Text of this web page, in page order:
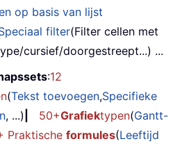
op basis van lijst
filter(Filter cellen met
cursief/doorgestreept...) ...
:12
(Tekst toevoegen,Specifieke
, ...) 50+Grafiektypen(Gantt-
Praktische formules(Leeftijd